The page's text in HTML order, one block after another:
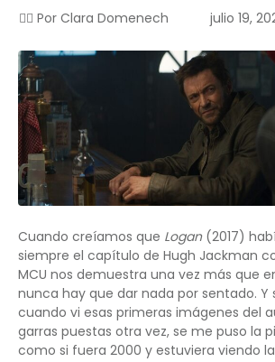
✍🏻 Por Clara Domenech julio 19,
Cuando creíamos que Logan(2017)
siempre el capítulo de Hugh Jackman
MCU nos demuestra una vez más que
nunca hay que dar nada por sentado. Y
cuando vi esas primeras imágenes del
garras puestas otra vez, se me puso la
como si fuera 2000 y estuviera viendo